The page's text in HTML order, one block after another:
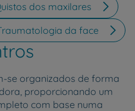
dos maxilares
da face
se organizados de forma
proporcionando um
com base numa